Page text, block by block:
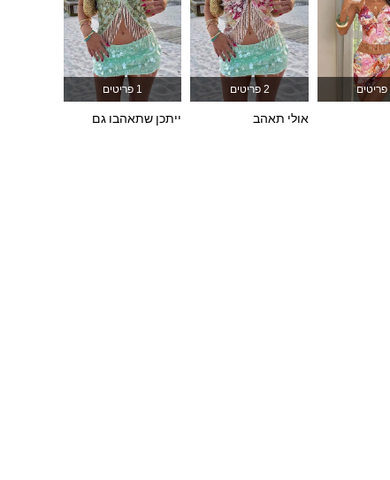
4.87
16K
2.6M
4.87
16K
2.6M
16K
2 פריטים
אולי תאהב
1 פריטים
ייתכן שתאהבו גם